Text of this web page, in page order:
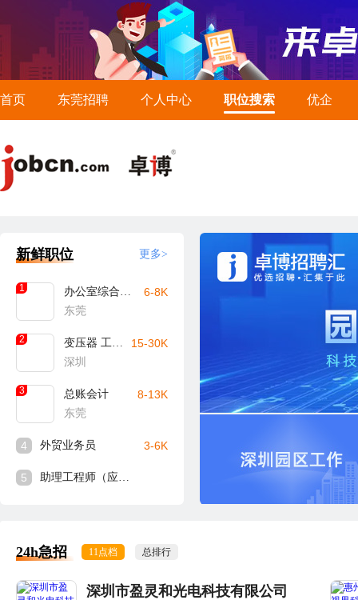
首页 东莞招聘 个人中心 职位搜索 优企
新鲜职位 更多>
1
办公室综合文员
东莞
6-8K
2
变压器 工艺工程师
深圳
15-30K
3
总账会计
东莞
8-13K
4 外贸业务员 3-6K
5 助理工程师（应届生可入）
24h急招 11点档 总排行
深圳市盈灵和光电科技有限公司